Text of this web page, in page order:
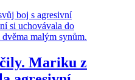
Mariku z